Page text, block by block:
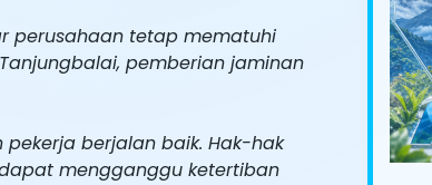
perusahaan tetap mematuhi
pemberian jaminan
berjalan baik. Hak-hak
mengganggu ketertiban